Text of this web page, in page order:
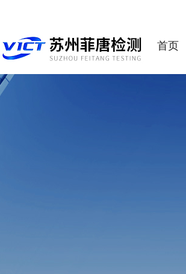
首页